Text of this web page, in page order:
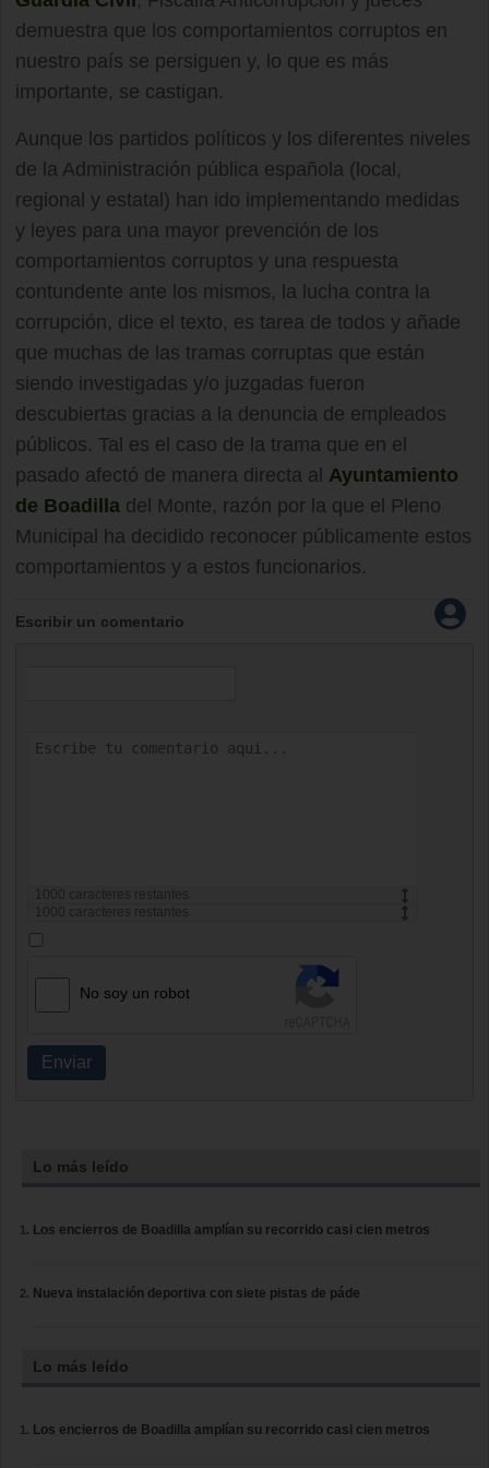
demuestra que los comportamientos corruptos en
nuestro país se persiguen y, lo que es más
importante, se castigan.
Aunque los partidos políticos y los diferentes niveles
de la Administración pública española (local,
regional y estatal) han ido implementando medidas
y leyes para una mayor prevención de los
comportamientos corruptos y una respuesta
contundente ante los mismos, la lucha contra la
corrupción, dice el texto, es tarea de todos y añade
que muchas de las tramas corruptas que están
siendo investigadas y/o juzgadas fueron
descubiertas gracias a la denuncia de empleados
públicos. Tal es el caso de la trama que en el
pasado afectó de manera directa al Ayuntamiento
de Boadilla del Monte, razón por la que el Pleno
Municipal ha decidido reconocer públicamente estos
comportamientos y a estos funcionarios.
Escribir un comentario
caracteres restantes
caracteres restantes
No soy un robot
Enviar
Lo más leído
Los encierros de Boadilla amplían su recorrido casi cien metros
Nueva instalación deportiva con siete pistas de páde
Lo más leído
Los encierros de Boadilla amplían su recorrido casi cien metros